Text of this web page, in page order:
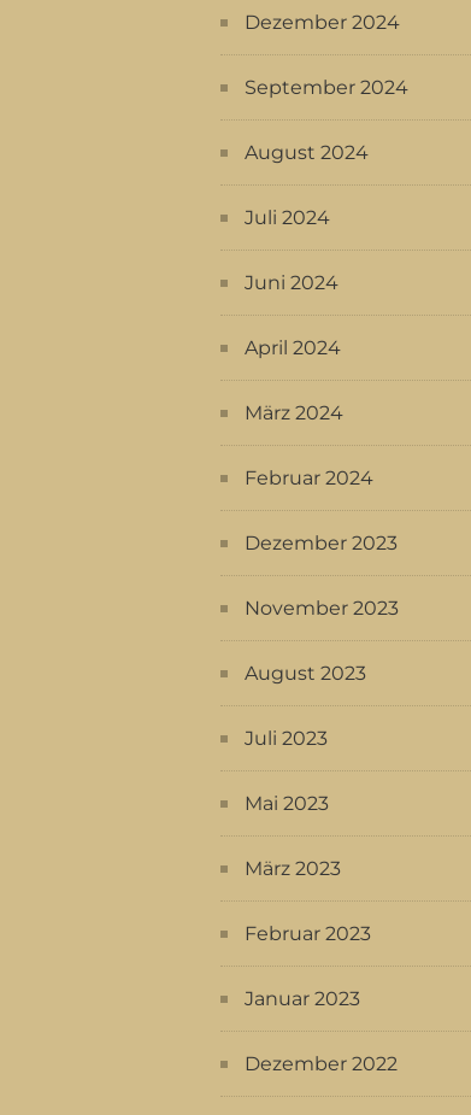
Dezember 2024
September 2024
August 2024
Juli 2024
Juni 2024
April 2024
März 2024
Februar 2024
Dezember 2023
November 2023
August 2023
Juli 2023
Mai 2023
März 2023
Februar 2023
Januar 2023
Dezember 2022